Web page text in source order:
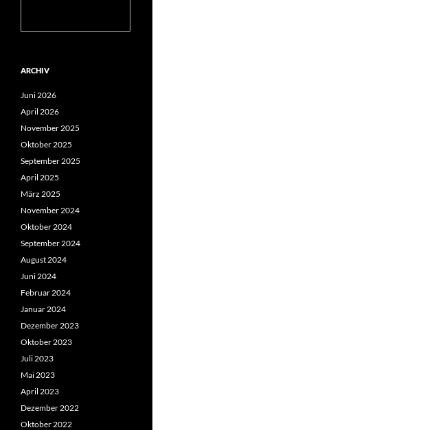
ARCHIV
Juni 2026
April 2026
November 2025
Oktober 2025
September 2025
April 2025
März 2025
November 2024
Oktober 2024
September 2024
August 2024
Juni 2024
Februar 2024
Januar 2024
Dezember 2023
Oktober 2023
Juli 2023
Mai 2023
April 2023
Dezember 2022
Oktober 2022